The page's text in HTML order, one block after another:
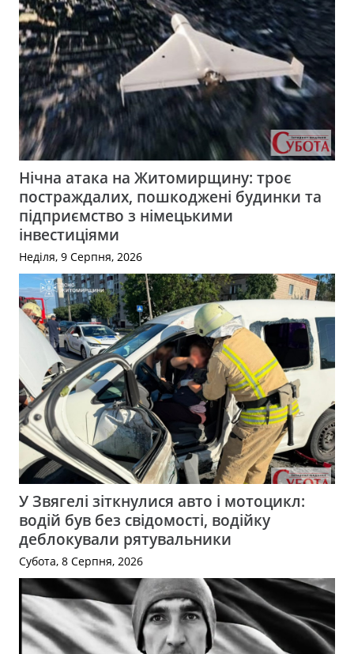
Нічна атака на Житомирщину: троє
постраждалих, пошкоджені будинки та
підприємство з німецькими
інвестиціями
Неділя, 9 Серпня, 2026
У Звягелі зіткнулися авто і мотоцикл:
водій був без свідомості, водійку
деблокували рятувальники
Субота, 8 Серпня, 2026